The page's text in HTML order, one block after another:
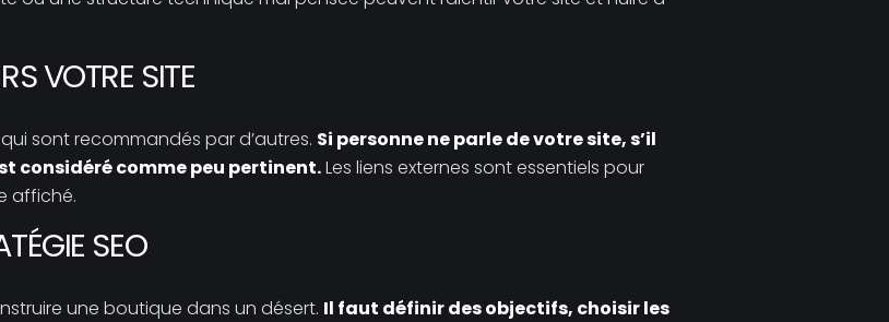
VOTRE SITE
sont recommandés par d’autres. Si personne ne parle de votre site, s’il
considéré comme peu pertinent.Les liens externes sont essentiels pour
affiché.
SEO
une boutique dans un désert. Il faut définir des objectifs, choisir les